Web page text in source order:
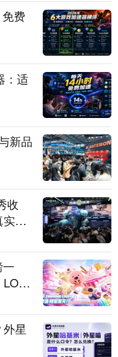
费
：适
新品
收
期
LOO
》
星